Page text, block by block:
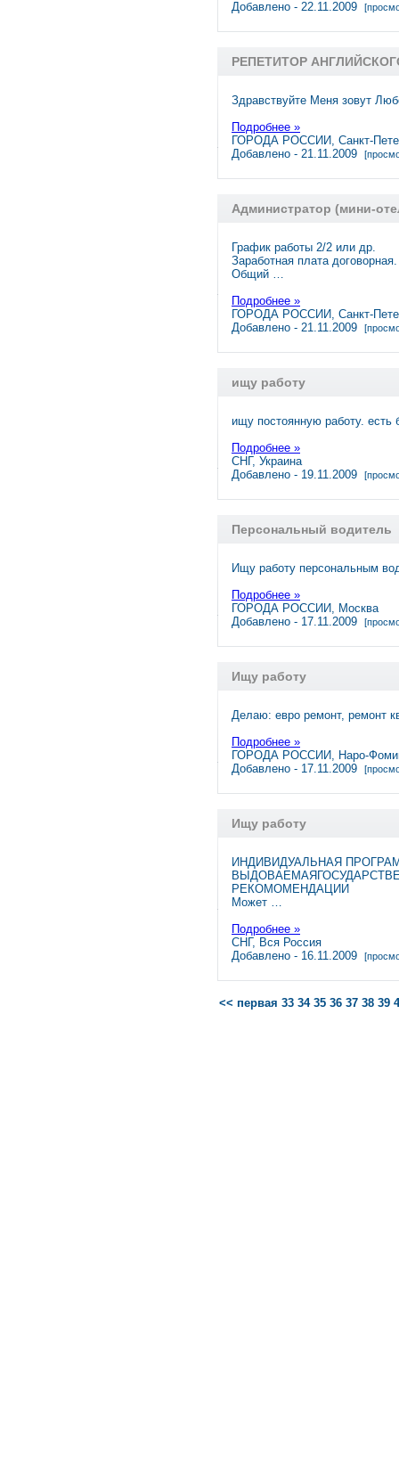
Добавлено - 22.11.2009
РЕПЕТИТОР
Здравствуйте Меня зовут
Подробнее »
ГОРОДА РОССИИ, Санкт-
Добавлено - 21.11.2009
Администратор (мини-
График работы 2/2 или др.
Заработная плата договорная.
Общий …
Подробнее »
ГОРОДА РОССИИ, Санкт-
Добавлено - 21.11.2009
ищу работу
ищу постоянную работу.
Подробнее »
СНГ, Украина
Добавлено - 19.11.2009
Персональный водитель
Ищу работу персональным
Подробнее »
ГОРОДА РОССИИ, Москва
Добавлено - 17.11.2009
Ищу работу
Делаю: евро ремонт, ремонт
Подробнее »
ГОРОДА РОССИИ, Наро-
Добавлено - 17.11.2009
Ищу работу
ИНДИВИДУАЛЬНАЯ
РЕКОМОМЕНДАЦИИ
Может …
Подробнее »
СНГ, Вся Россия
Добавлено - 16.11.2009
<< первая 33 34 35 36 37 38 39